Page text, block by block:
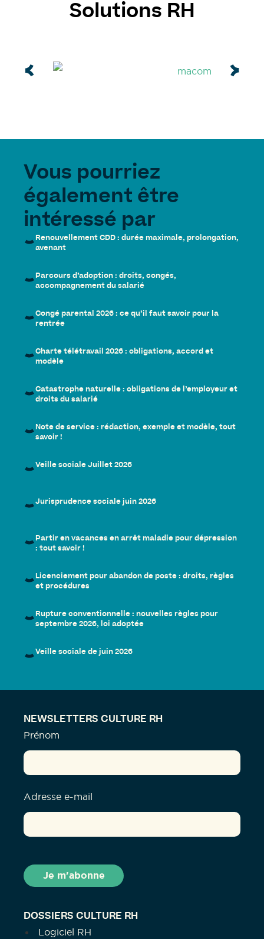
Solutions RH
Vous pourriez
également être
intéressé par
Renouvellement CDD : durée maximale, prolongation,
avenant
Parcours d’adoption : droits, congés,
accompagnement du salarié
Congé parental 2026 : ce qu’il faut savoir pour la
rentrée
Charte télétravail 2026 : obligations, accord et
modèle
Catastrophe naturelle : obligations de l’employeur et
droits du salarié
Note de service : rédaction, exemple et modèle, tout
savoir !
Veille sociale Juillet 2026
Jurisprudence sociale juin 2026
Partir en vacances en arrêt maladie pour dépression
: tout savoir !
Licenciement pour abandon de poste : droits, règles
et procédures
Rupture conventionnelle : nouvelles règles pour
septembre 2026, loi adoptée
Veille sociale de juin 2026
DOSSIERS CULTURE RH
Logiciel RH
NEWSLETTERS CULTURE RH
Prénom
Adresse e-mail